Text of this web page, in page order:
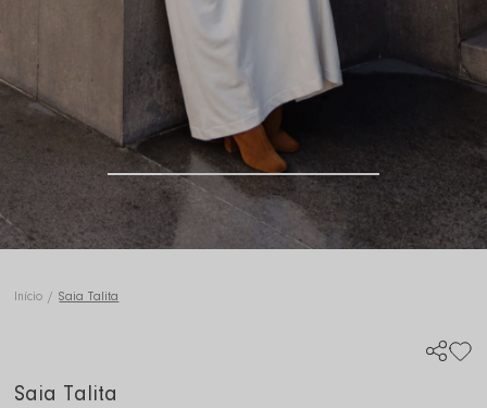
Início Saia Talita
Saia Talita